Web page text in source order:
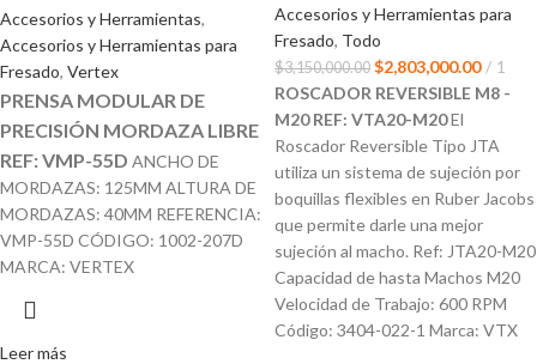
Accesorios y Herramientas,
Accesorios y Herramientas para
Fresado, Vertex
PRENSA MODULAR DE
PRECISIÓN MORDAZA LIBRE
REF: VMP-55D ANCHO DE
MORDAZAS: 125MM ALTURA DE
MORDAZAS: 40MM REFERENCIA:
VMP-55D CÓDIGO: 1002-207D
MARCA: VERTEX
Leer más
Accesorios y Herramientas para
Fresado, Todo
$3,150,000.00 $2,803,000.00
1
ROSCADOR REVERSIBLE M8 -
M20 REF: VTA20-M20El
Roscador Reversible Tipo JTA
utiliza un sistema de sujeción por
boquillas flexibles en Ruber Jacobs
que permite darle una mejor
sujeción al macho. Ref: JTA20-M20
Capacidad de hasta Machos M20
Velocidad de Trabajo: 600 RPM
Código: 3404-022-1 Marca: VTX